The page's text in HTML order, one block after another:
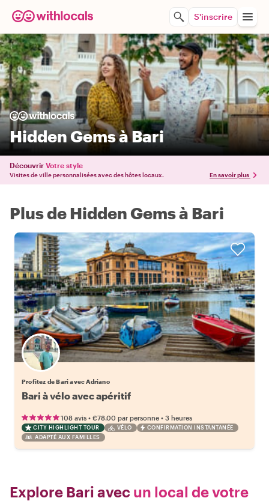
S'inscrire
Hidden Gems à Bari
Découvrir Votre style
Visites de ville personnalisées avec des hôtes locaux. En savoir plus
Plus de Hidden Gems à Bari
Profitez de Bari avec Adriano
Bari à vélo avec apéritif
108 avis • €78.00 par personne • 3 heures
CITY HIGHLIGHT TOUR VÉLO
CONFIRMATION INSTANTANÉE
ADAPTÉ AUX FAMILLES
Explore Bari avec un local de votre